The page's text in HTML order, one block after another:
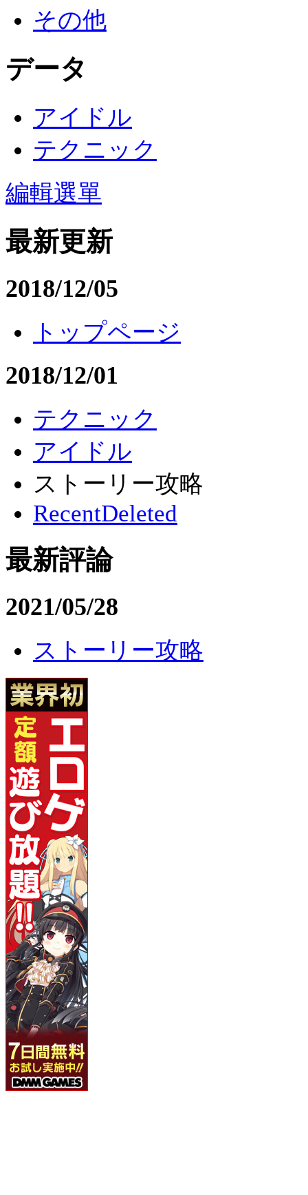
その他
データ
アイドル
テクニック
編輯選單
最新更新
2018/12/05
トップページ
2018/12/01
テクニック
アイドル
ストーリー攻略
RecentDeleted
最新評論
2021/05/28
ストーリー攻略